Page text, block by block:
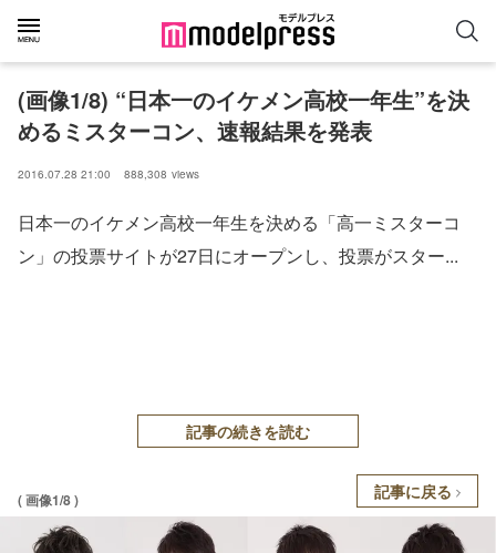
(画像1/8) “日本一のイケメン高校一年生”を決
めるミスターコン、速報結果を発表
2016.07.28 21:00 888,308 views
日本一のイケメン高校一年生を決める「高一ミスターコ
ン」の投票サイトが27日にオープンし、投票がスター...
記事の続きを読む
( 画像1/8 ) 記事に戻る